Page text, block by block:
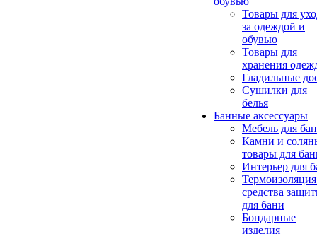
Товары для
за одеждой и
обувью
Товары для
хранения
Гладильные
Сушилки для
белья
Банные аксессуары
Мебель для
Камни и
товары для
Интерьер для
средства
для бани
Бондарные
изделия